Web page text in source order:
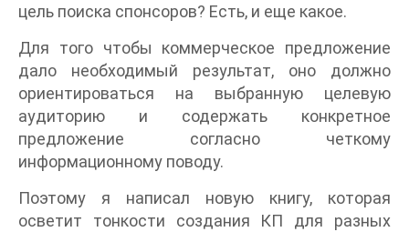
цель поиска спонсоров? Есть, и еще какое.
Для того чтобы коммерческое предложение
дало необходимый результат, оно должно
ориентироваться на выбранную целевую
аудиторию и содержать конкретное
предложение согласно четкому
информационному поводу.
Поэтому я написал новую книгу, которая
осветит тонкости создания КП для разных